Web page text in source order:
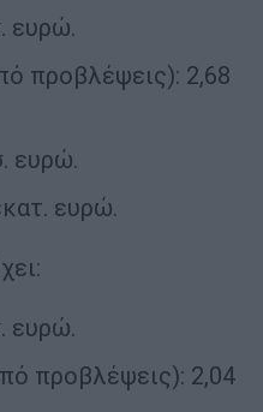
ευρώ.
προβλέψεις): 2,68
ευρώ.
ευρώ.
ευρώ.
προβλέψεις): 2,04